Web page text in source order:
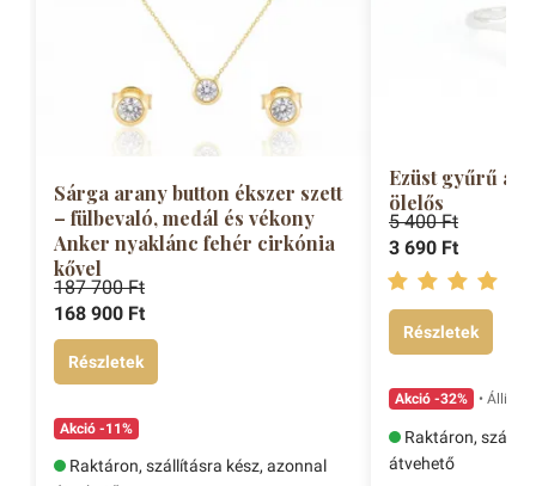
Sárga arany button ékszer szett
– fülbevaló, medál és vékony
Anker nyaklánc fehér cirkónia
kővel
187 700 Ft
168 900 Ft
Részletek
Akció -11%
Raktáron, szállításra kész, azonnal
Ezüst gyűrű
ölelős
5 400 Ft
3 690 Ft
Részletek
Akció -32% •
Raktáron,
átvehető